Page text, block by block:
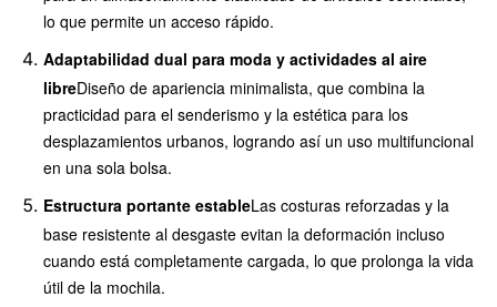
lo que permite un acceso rápido.
Adaptabilidad dual para moda y actividades al aire
libreDiseño de apariencia minimalista, que combina la
practicidad para el senderismo y la estética para los
desplazamientos urbanos, logrando así un uso multifuncional
en una sola bolsa.
Estructura portante estableLas costuras reforzadas y la
base resistente al desgaste evitan la deformación incluso
cuando está completamente cargada, lo que prolonga la vida
útil de la mochila.
ded,
extendiendo
la vida útil